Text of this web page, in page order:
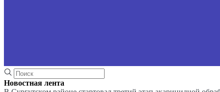
Новостная лента